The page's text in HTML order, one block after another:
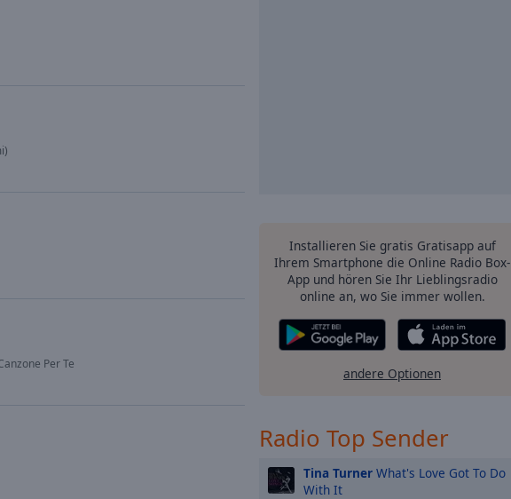
Per Te
Installieren Sie gratis Gratisapp auf
Ihrem Smartphone die Online Radio Box-
App und hören Sie Ihr Lieblingsradio
online an, wo Sie immer wollen.
andere Optionen
Radio Top Sender
Tina Turner What's Love Got To Do
With It